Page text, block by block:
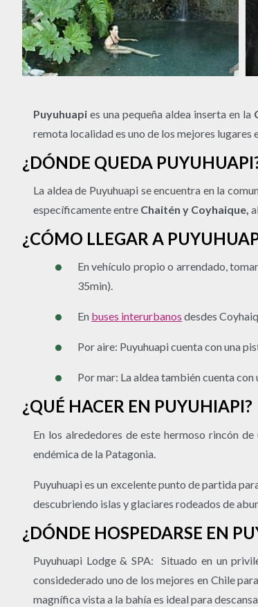
Puyuhuapi es una pequeña aldea inserta en la
remota localidad es uno de los mejores
¿DÓNDE QUEDA
La aldea de Puyuhuapi se encuentra en la
específicamente entre Chaitén y Coyhaique,
¿CÓMO LLEGAR A
En vehículo propio o arrendado,
35min).
En buses interurbanos desdes
Por aire: Puyuhuapi cuenta con una
Por mar: La aldea también cuenta
¿QUÉ HACER EN PUYUHIAPI?
En los alrededores de este hermoso rincón de
endémica de la Patagonia.
Puyuhuapi es un excelente punto de partida
descubriendo islas y glaciares rodeados de
¿DÓNDE HOSPEDARSE EN
Puyuhuapi Lodge & SPA: Situado en un
considederado uno de los mejores en Chile
magnífica vista a la bahía es ideal para